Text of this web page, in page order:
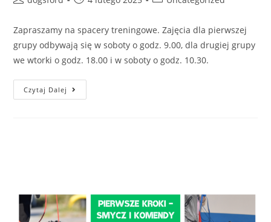
Zapraszamy na spacery treningowe. Zajęcia dla pierwszej
grupy odbywają się w soboty o godz. 9.00, dla drugiej grupy
we wtorki o godz. 18.00 i w soboty o godz. 10.30.
Czytaj Dalej Spacery
Treningowe